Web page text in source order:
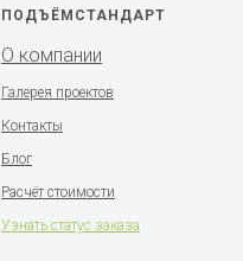
ПОДЪЁМСТАНДАРТ
О компании
Галерея проектов
Контакты
Блог
Расчёт стоимости
Узнать статус заказа